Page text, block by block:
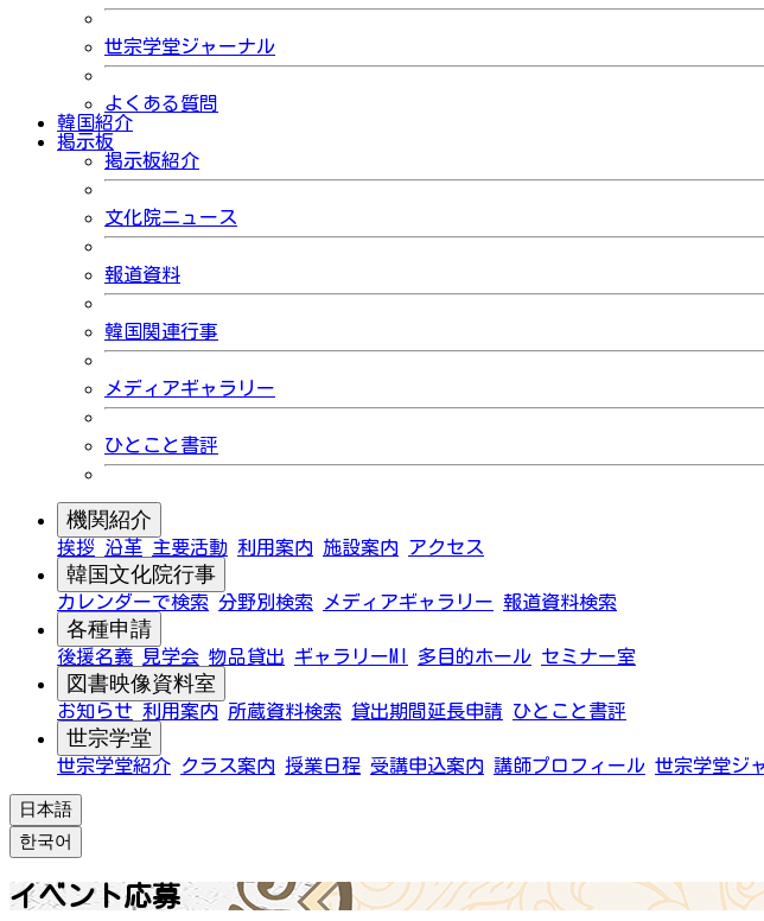
世宗学堂ジャーナル
よくある質問
韓国紹介
掲示板
掲示板紹介
文化院ニュース
報道資料
韓国関連行事
メディアギャラリー
ひとこと書評
機関紹介
挨拶 沿革 主要活動 利用案内 施設案内 アクセス
韓国文化院行事
カレンダーで検索 分野別検索 メディアギャラリー 報道資料検索
各種申請
後援名義 見学会 物品貸出 ギャラリーMI 多目的ホール セミナー室
図書映像資料室
お知らせ 利用案内 所蔵資料検索 貸出期間延長申請 ひとこと書評
世宗学堂
世宗学堂紹介 クラス案内 授業日程 受講申込案内 講師プロフィール 世宗学堂ジ
日本語
한국어
イベント応募